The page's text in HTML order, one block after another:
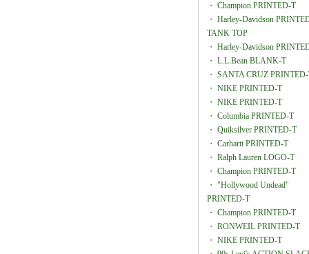
・ Champion PRINTED-T
・ Harley-Davidson
TANK TOP
・ Harley-Davidson
・ L.L.Bean BLANK-T
・ SANTA CRUZ
・ NIKE PRINTED-T
・ NIKE PRINTED-T
・ Columbia PRINTED-T
・ Quiksilver PRINTED-T
・ Carhartt PRINTED-T
・ Ralph Lauren LOGO-T
・ Champion PRINTED-T
・ "Hollywood Undead"
PRINTED-T
・ Champion PRINTED-T
・ RONWEIL PRINTED-T
・ NIKE PRINTED-T